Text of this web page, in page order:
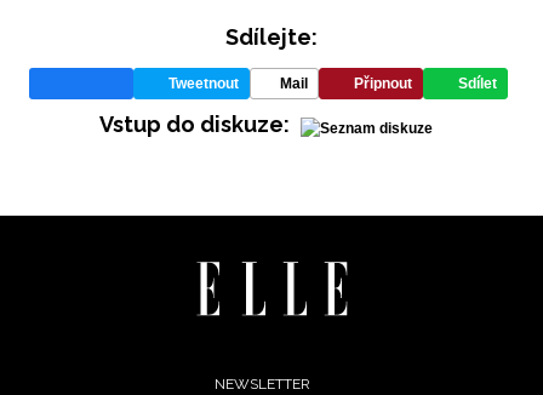
Sdílejte:
Tweetnout Mail Připnout Sdílet
Vstup do diskuze:
NEWSLETTER